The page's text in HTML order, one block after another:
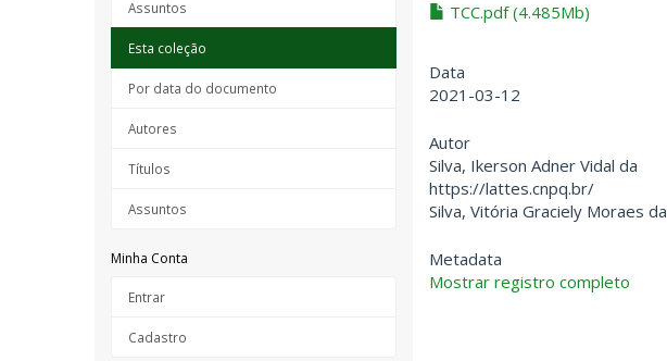
Assuntos
Esta coleção
Por data do documento
Autores
Títulos
Assuntos
Minha Conta
Entrar
Cadastro
TCC.pdf (4.485Mb)
Data
2021-03-12
Autor
Silva, Ikerson Adner Vidal da
https://lattes.cnpq.br/
Silva, Vitória Graciely Moraes da
Metadata
Mostrar registro completo